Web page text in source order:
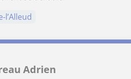
l’Alleud
Adrien